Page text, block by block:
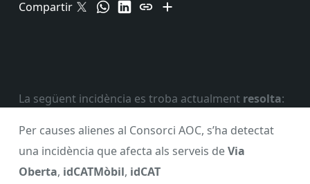
Compartir
La següent incidència es troba actualment resolta:
Per causes alienes al Consorci AOC, s’ha detectat
una incidència que afecta als serveis deVia
Oberta, idCATMòbil, idCAT